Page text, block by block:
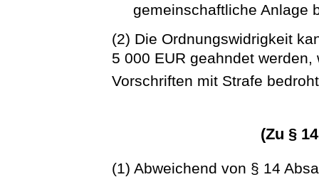
gemeinschaftliche Anlage
(2) Die Ordnungswidrigkeit
5 000 EUR geahndet
Vorschriften mit Strafe
(Zu §
(1) Abweichend von § 14